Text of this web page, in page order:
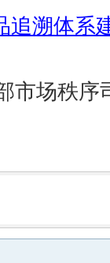
追溯体系
场秩序